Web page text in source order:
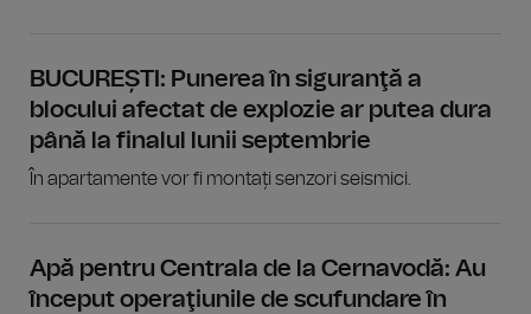
BUCUREȘTI: Punerea în siguranţă a
blocului afectat de explozie ar putea dura
până la finalul lunii septembrie
În apartamente vor fi montați senzori seismici.
Apă pentru Centrala de la Cernavodă: Au
început operaţiunile de scufundare în